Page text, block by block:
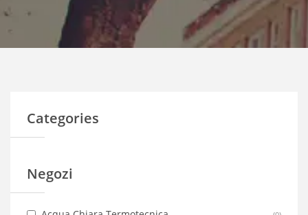
Categories
Negozi